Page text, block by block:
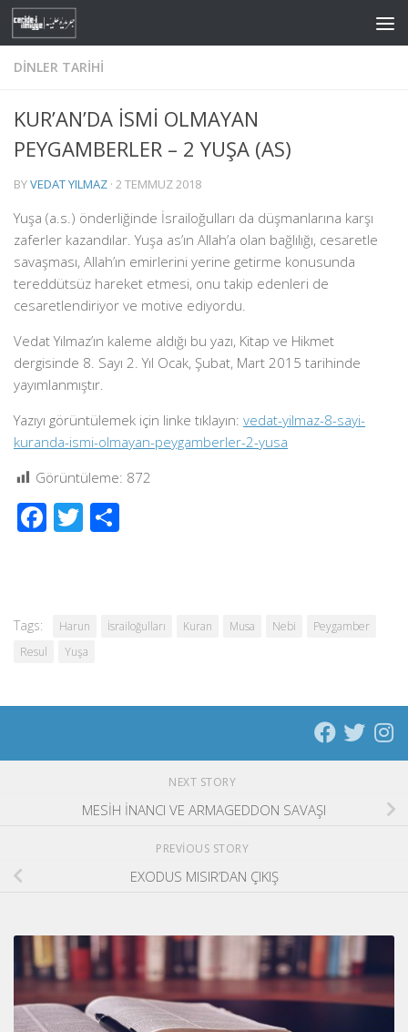
Skip to content
DINLER TARIHI
KUR’AN’DA İSMİ OLMAYAN
PEYGAMBERLER – 2 YUŞA (AS)
BYVEDAT YILMAZ · 2 TEMMUZ 2018
Yuşa (a.s.) önderliğinde İsrailoğulları da düşmanlarına karşı
zaferler kazandılar. Yuşa as’ın Allah’a olan bağlılığı, cesaretle
savaşması, Allah’ın emirlerini yerine getirme konusunda
tereddütsüz hareket etmesi, onu takip edenleri de
cesaretlendiriyor ve motive ediyordu.
Vedat Yılmaz’ın kaleme aldığı bu yazı, Kitap ve Hikmet
dergisinde 8. Sayı 2. Yıl Ocak, Şubat, Mart 2015 tarihinde
yayımlanmıştır.
Yazıyı görüntülemek için linke tıklayın: vedat-yilmaz-8-sayi-
kuranda-ismi-olmayan-peygamberler-2-yusa
Görüntüleme: 872
Facebook
Twitter
Tags: Harun İsrailoğulları Kuran Musa Nebi
Peygamber
Resul
Yuşa
NEXT STORY
MESİH İNANCI VE ARMAGEDDON SAVAŞI
PREVIOUS STORY
EXODUS MISIR’DAN ÇIKIŞ